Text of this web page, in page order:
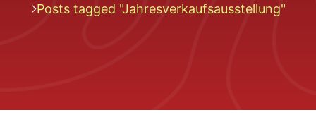
Posts tagged "Jahresverkaufsausstellung"